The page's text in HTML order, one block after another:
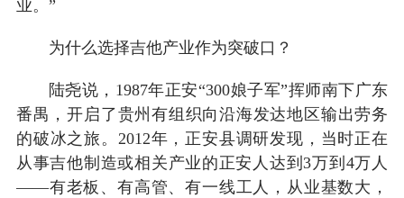
业。”
为什么选择吉他产业作为突破口？
陆尧说，1987年正安“300娘子军”挥师南下广东
番禺，开启了贵州有组织向沿海发达地区输出劳务
的破冰之旅。2012年，正安县调研发现，当时正在
从事吉他制造或相关产业的正安人达到3万到4万人
——有老板、有高管、有一线工人，从业基数大，